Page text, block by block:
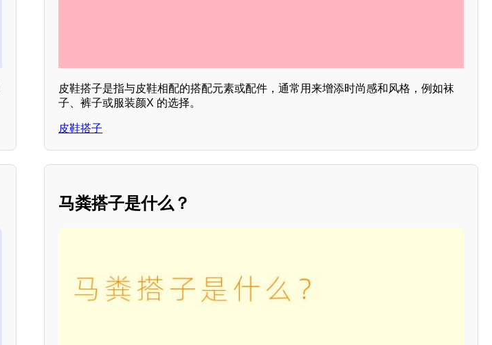
皮鞋搭子是指与皮鞋相配的搭配元素或配件，通常用来增添时尚感和风格，例如袜
子、裤子或服装颜X 的选择。
皮鞋搭子
马粪搭子是什么？